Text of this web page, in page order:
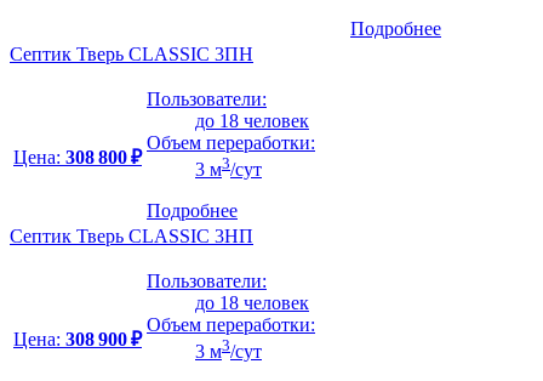
Подробнее
Септик Тверь CLASSIC 3ПН
Цена: 308 800 ₽
Пользователи:
до 18 человек
Объем переработки:
3 м3/сут
Подробнее
Септик Тверь CLASSIC 3НП
Цена: 308 900 ₽
Пользователи:
до 18 человек
Объем переработки:
3 м3/сут